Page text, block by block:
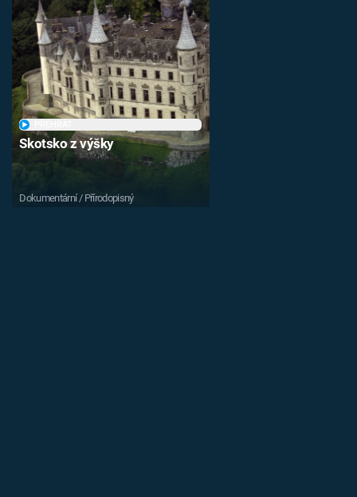
Skotsko z výšky
Dokumentární / Přírodopisný